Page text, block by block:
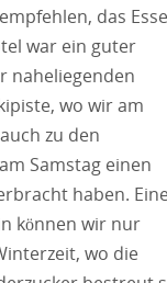
das
war ein guter
naheliegenden
wo wir am
zu den
Samstag einen
haben.
können wir nur
wo die